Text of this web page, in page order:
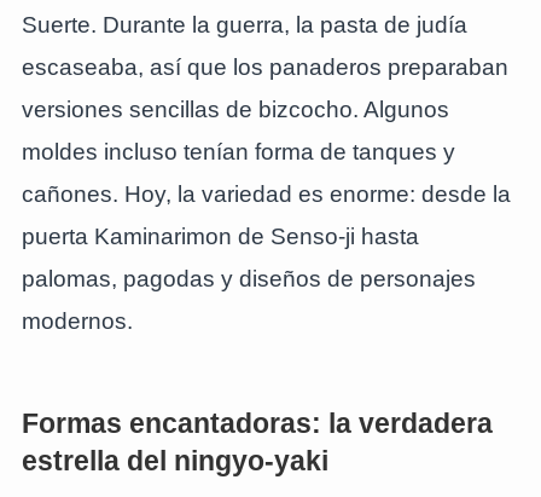
Suerte. Durante la guerra, la pasta de judía
escaseaba, así que los panaderos preparaban
versiones sencillas de bizcocho. Algunos
moldes incluso tenían forma de tanques y
cañones. Hoy, la variedad es enorme: desde la
puerta Kaminarimon de Senso-ji hasta
palomas, pagodas y diseños de personajes
modernos.
Formas encantadoras: la verdadera
estrella del ningyo-yaki